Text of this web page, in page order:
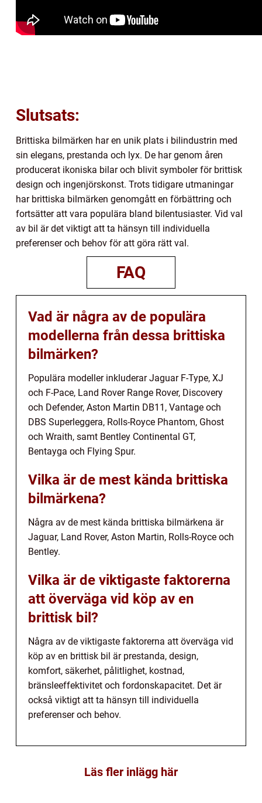
Slutsats:
Brittiska bilmärken har en unik plats i bilindustrin med
sin elegans, prestanda och lyx. De har genom åren
producerat ikoniska bilar och blivit symboler för brittisk
design och ingenjörskonst. Trots tidigare utmaningar
har brittiska bilmärken genomgått en förbättring och
fortsätter att vara populära bland bilentusiaster. Vid val
av bil är det viktigt att ta hänsyn till individuella
preferenser och behov för att göra rätt val.
FAQ
Vad är några av de populära
modellerna från dessa brittiska
bilmärken?
Populära modeller inkluderar Jaguar F-Type, XJ
och F-Pace, Land Rover Range Rover, Discovery
och Defender, Aston Martin DB11, Vantage och
DBS Superleggera, Rolls-Royce Phantom, Ghost
och Wraith, samt Bentley Continental GT,
Bentayga och Flying Spur.
Vilka är de mest kända brittiska
bilmärkena?
Några av de mest kända brittiska bilmärkena är
Jaguar, Land Rover, Aston Martin, Rolls-Royce och
Bentley.
Vilka är de viktigaste faktorerna
att överväga vid köp av en
brittisk bil?
Några av de viktigaste faktorerna att överväga vid
köp av en brittisk bil är prestanda, design,
komfort, säkerhet, pålitlighet, kostnad,
bränsleeffektivitet och fordonskapacitet. Det är
också viktigt att ta hänsyn till individuella
preferenser och behov.
Läs fler inlägg här